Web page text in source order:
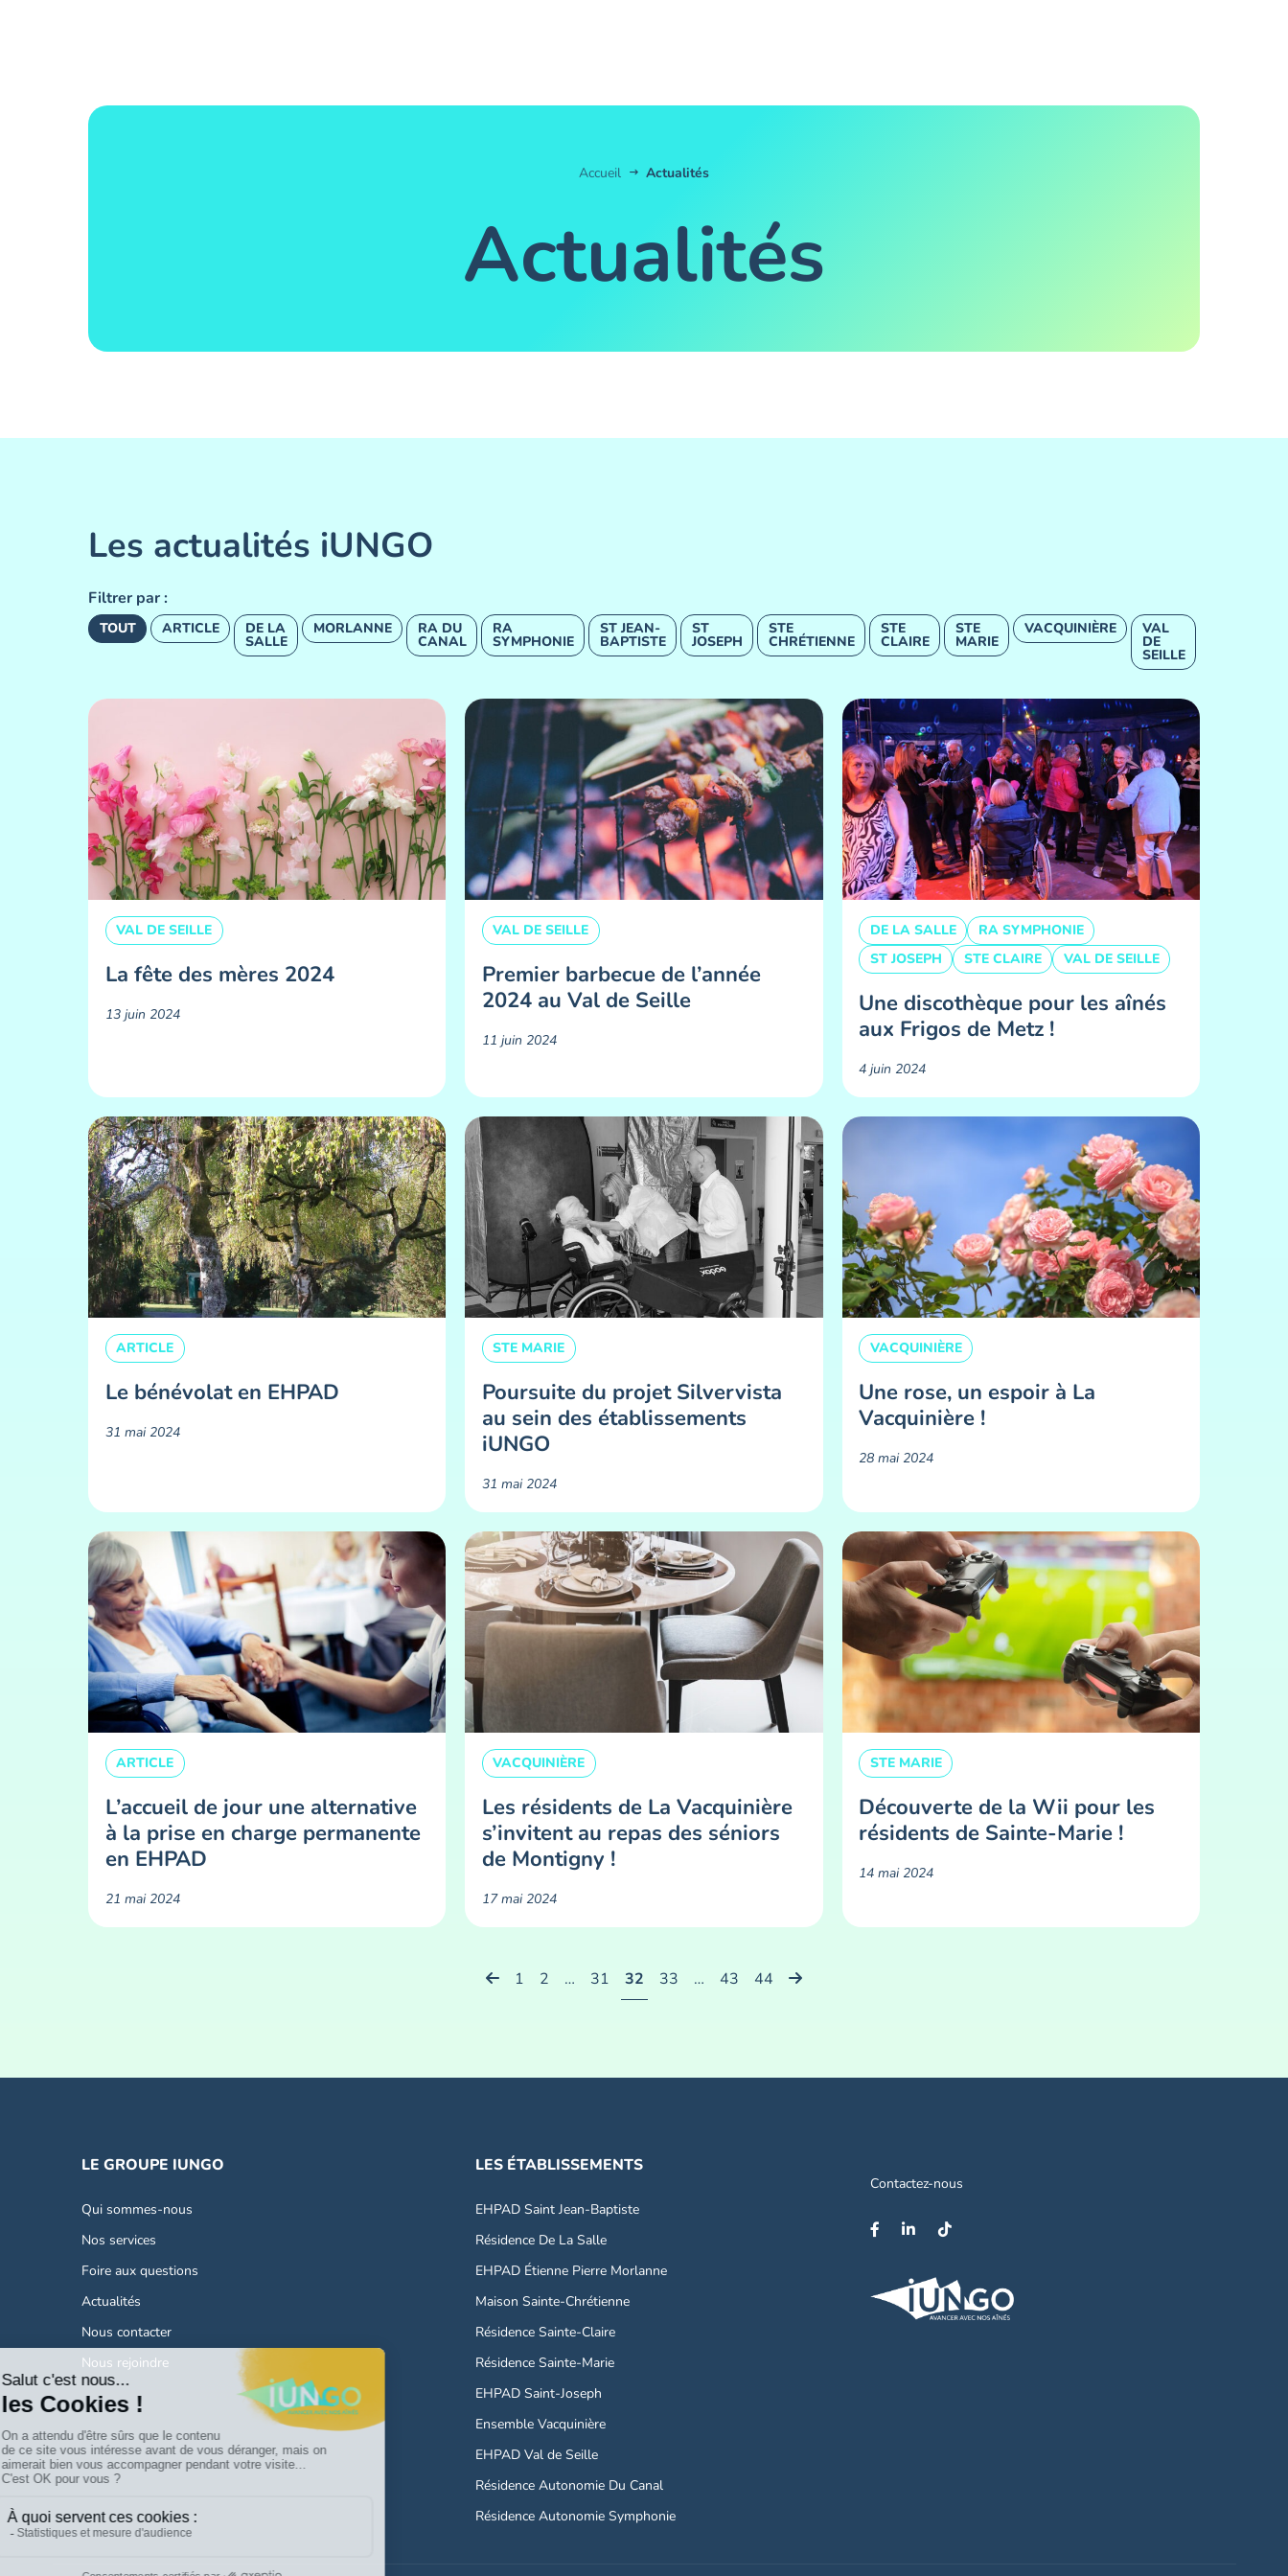
Accueil Actualités
Actualités
Les actualités iUNGO
Filtrer par :
TOUT ARTICLE DE LA
SALLE
MORLANNE RA DU
CANAL
RA
SYMPHONIE
ST JEAN-
BAPTISTE
ST
JOSEPH
STE
CHRÉTIENNE
STE
CLAIRE
STE
MARIE
VACQUINIÈRE VAL
DE
SEILLE
VAL DE SEILLE
La fête des mères 2024
13 juin 2024
VAL DE SEILLE
Premier barbecue de l’année
2024 au Val de Seille
11 juin 2024
DE LA SALLE
RA SYMPHONIE
ST JOSEPH
STE CLAIRE VAL DE SEILLE
Une discothèque pour les aînés
aux Frigos de Metz !
4 juin 2024
ARTICLE
Le bénévolat en EHPAD
31 mai 2024
STE MARIE
Poursuite du projet Silvervista
au sein des établissements
iUNGO
31 mai 2024
VACQUINIÈRE
Une rose, un espoir à La
Vacquinière !
28 mai 2024
ARTICLE
L’accueil de jour une alternative
à la prise en charge permanente
en EHPAD
21 mai 2024
VACQUINIÈRE
Les résidents de La Vacquinière
s’invitent au repas des séniors
de Montigny !
17 mai 2024
STE MARIE
Découverte de la Wii pour les
résidents de Sainte-Marie !
14 mai 2024
1 2 … 31 32 33 … 43 44
LE GROUPE IUNGO
Qui sommes-nous
Nos services
Foire aux questions
Actualités
Nous contacter
Nous rejoindre
LES ÉTABLISSEMENTS
EHPAD Saint Jean-Baptiste
Résidence De La Salle
EHPAD Étienne Pierre Morlanne
Maison Sainte-Chrétienne
Résidence Sainte-Claire
Résidence Sainte-Marie
EHPAD Saint-Joseph
Ensemble Vacquinière
EHPAD Val de Seille
Résidence Autonomie Du Canal
Résidence Autonomie Symphonie
Contactez-nous